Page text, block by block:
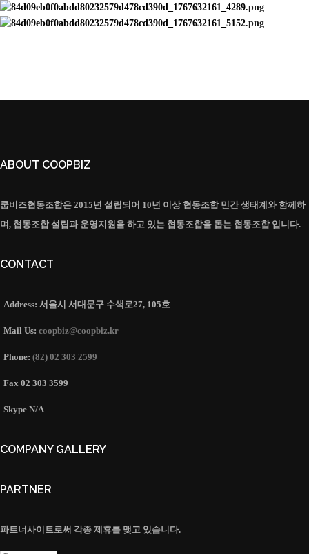
ABOUT COOPBIZ
쿱비즈협동조합은 2015년 설립되어 10년 이상 협동조합 민간 생태계와 함께하
며, 협동조합 설립과 운영지원을 하고 있는 협동조합을 돕는 협동조합 입니다.
CONTACT
Address: 서울시 서대문구 수색로27, 105호
Mail Us: coopbiz@coopbiz.kr
Phone: (82) 02 303 2599
Fax 02 303 3599
Skype N/A
COMPANY GALLERY
PARTNER
파트너사이트로써 각종 제휴를 맺고 있습니다.